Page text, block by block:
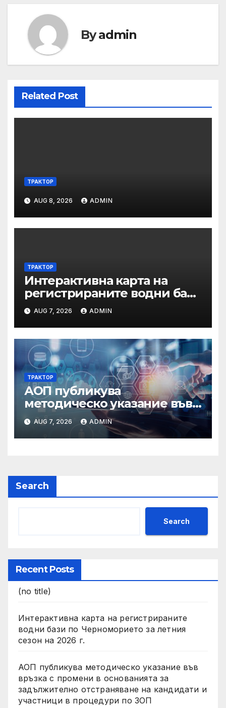
Byadmin
Related Post
ТРАКТОР
AUG 8, 2026 ADMIN
ТРАКТОР
Интерактивна карта на
регистрираните водни бази
по Черноморието за летния
сезон на 2026 г.
AUG 7, 2026 ADMIN
ТРАКТОР
АОП публикува
методическо указание във
връзка с промени в
основанията за
задължително
по ЗОП
AUG 7, 2026 ADMIN
Search
Search
Recent Posts
(no title)
Интерактивна карта на регистрираните
водни бази по Черноморието за летния
сезон на 2026 г.
АОП публикува методическо указание във
връзка с промени в основанията за
задължително отстраняване на кандидати и
участници в процедури по ЗОП